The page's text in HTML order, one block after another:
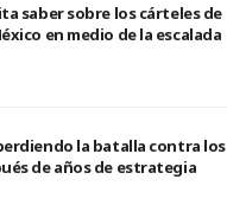
saber sobre los cárteles de
en medio de la escalada
la batalla contra los
de años de estrategia